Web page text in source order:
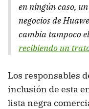
en ningún caso,
negocios de
cambia tampoco
recibiendo un
Los responsables
inclusión de esta
lista negra